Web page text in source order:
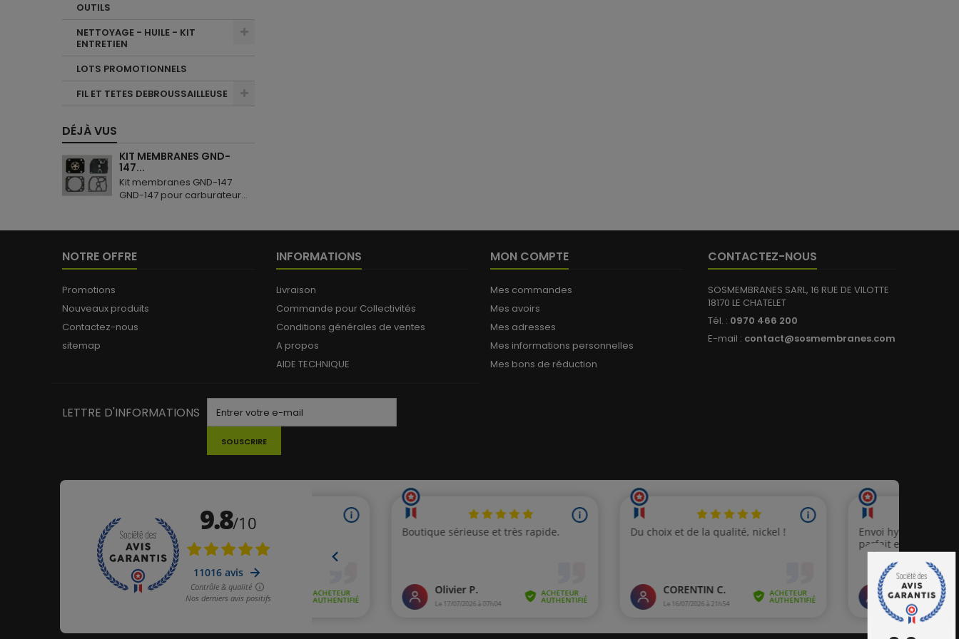
OUTILS
NETTOYAGE - HUILE - KIT
ENTRETIEN
LOTS PROMOTIONNELS
FIL ET TETES DEBROUSSAILLEUSE
DÉJÀ VUS
KIT MEMBRANES GND-
147...
Kit membranes GND-147
GND-147 pour carburateur...
NOTRE OFFRE
Promotions
Nouveaux produits
Contactez-nous
sitemap
INFORMATIONS
Livraison
Commande pour Collectivités
Conditions générales de ventes
A propos
AIDE TECHNIQUE
MON COMPTE
Mes commandes
Mes avoirs
Mes adresses
Mes informations personnelles
Mes bons de réduction
CONTACTEZ-NOUS
SOSMEMBRANES SARL, 16 RUE DE VILOTTE
18170 LE CHATELET
Tél. : 0970 466 200
E-mail : contact@sosmembranes.com
LETTRE D'INFORMATIONS
SOUSCRIRE